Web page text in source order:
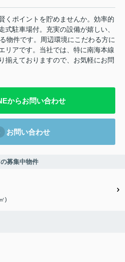
くポイントを貯めませんか。効率的
式駐車場付。充実の設備が嬉しい、
物件です。周辺環境にこだわる方に
リアです。当社では、特に南海本線
揃えておりますので、お気軽にお問
からお問い合わせ
お問い合わせ
募集中物件
)